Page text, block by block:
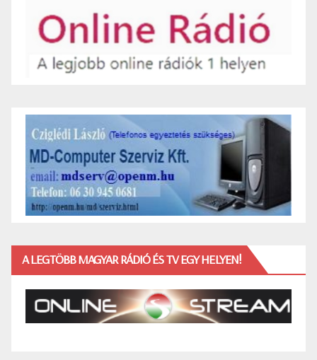
A LEGTÖBB MAGYAR RÁDIÓ ÉS TV EGY HELYEN!